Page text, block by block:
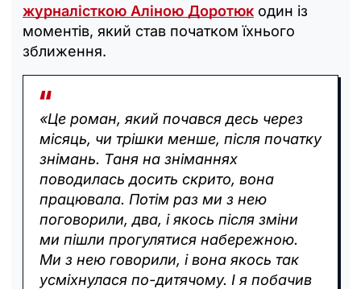
журналісткою Аліною Доротюк один із
моментів, який став початком їхнього
зближення.
«Це роман, який почався десь через
місяць, чи трішки менше, після початку
знімань. Таня на зніманнях
поводилась досить скрито, вона
працювала. Потім раз ми з нею
поговорили, два, і якось після зміни
ми пішли прогулятися набережною.
Ми з нею говорили, і вона якось так
усміхнулася по-дитячому. І я побачив